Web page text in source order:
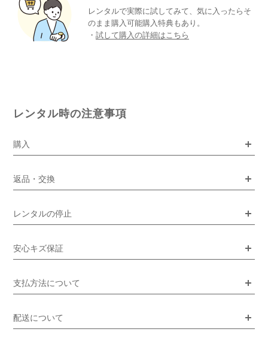
レンタルで実際に試してみて、気に入ったらそ
のまま購入可能購入特典もあり。
・試して購入の詳細はこちら
レンタル時の注意事項
購入
返品・交換
レンタルの停止
安心キズ保証
支払方法について
配送について